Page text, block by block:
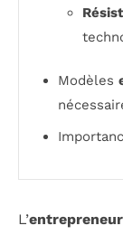
Modèles
L’